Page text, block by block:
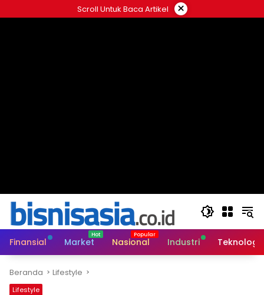
ke
Scroll Untuk Baca Artikel ×
Finansial Market Nasional Industri Teknologi
Beranda Lifestyle
Lifestyle